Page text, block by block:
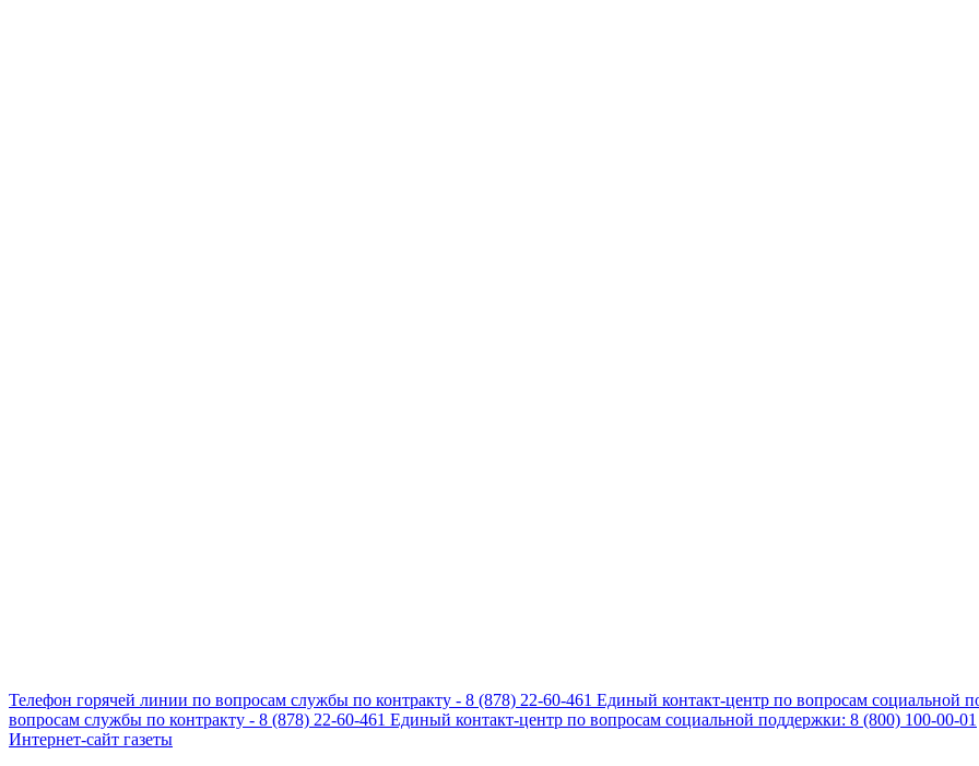
Телефон горячей линии по вопросам службы по контракту - 8 (878) 22-60-461 Единый контакт-центр по вопросам социальной
вопросам службы по контракту - 8 (878) 22-60-461 Единый контакт-центр по вопросам социальной поддержки: 8 (800) 100-00-01
Интернет-сайт газеты